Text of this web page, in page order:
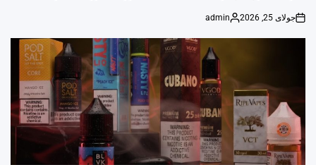
on
جولای 25, 2026
Posted
admin